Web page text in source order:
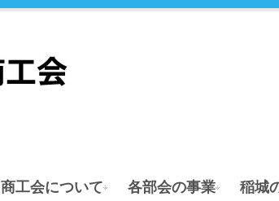
商工会について 各部会の事業 稲城